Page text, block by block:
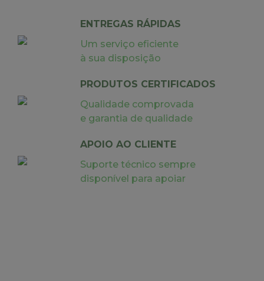
ENTREGAS RÁPIDAS
Um serviço eficiente
à sua disposição
PRODUTOS CERTIFICADOS
Qualidade comprovada
e garantia de qualidade
APOIO AO CLIENTE
Suporte técnico sempre
disponível para apoiar